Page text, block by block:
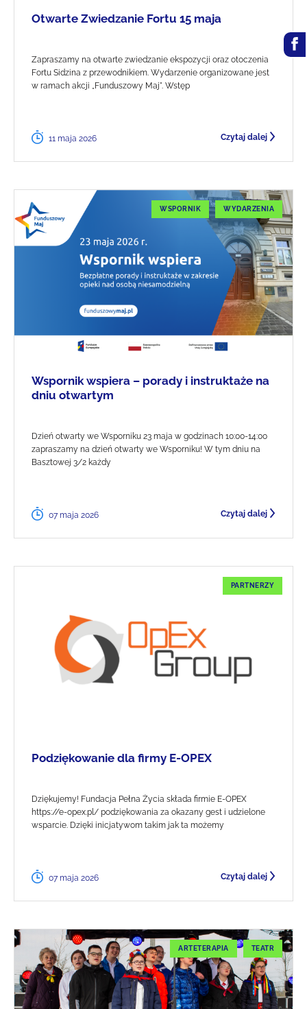
Otwarte Zwiedzanie Fortu 15 maja
Zapraszamy na otwarte zwiedzanie ekspozycji oraz otoczenia
Fortu Sidzina z przewodnikiem. Wydarzenie organizowane jest
w ramach akcji „Funduszowy Maj". Wstęp
11 maja 2026 Czytaj dalej
WSPORNIK WYDARZENIA
Wspornik wspiera – porady i instruktaże na
dniu otwartym
Dzień otwarty we Wsporniku 23 maja w godzinach 10:00-14:00
zapraszamy na dzień otwarty we Wsporniku! W tym dniu na
Basztowej 3/2 każdy
07 maja 2026 Czytaj dalej
PARTNERZY
Podziękowanie dla firmy E-OPEX
Dziękujemy! Fundacja Pełna Życia składa firmie E-OPEX
https://e-opex.pl/ podziękowania za okazany gest i udzielone
wsparcie. Dzięki inicjatywom takim jak ta możemy
07 maja 2026 Czytaj dalej
ARTETERAPIA TEATR